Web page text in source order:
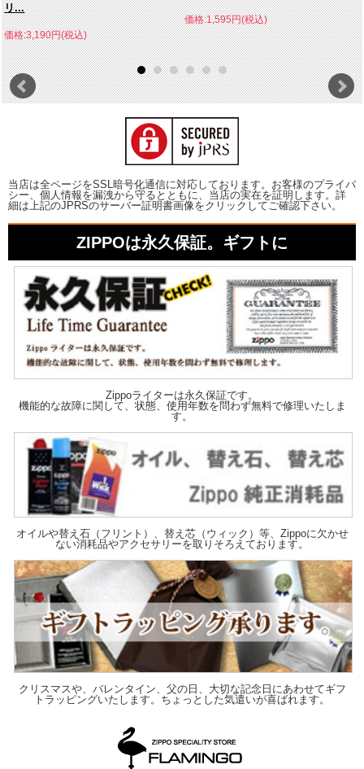
リ...
価格:3,190円(税込)
価格:1,595円(税込)
当店は全ページをSSL暗号化通信に対応しております。お客様のプライバ
シー、個人情報を漏洩から守るとともに、当店の実在を証明します。詳
細は上記のJPRSのサーバー証明書画像をクリックしてご確認下さい。
ZIPPOは永久保証。ギフトに
Zippoライターは永久保証です。
機能的な故障に関して、状態、使用年数を問わず無料で修理いたしま
す。
オイルや替え石（フリント）、替え芯（ウィック）等、Zippoに欠かせ
ない消耗品やアクセサリーを取りそろえております。
クリスマスや、バレンタイン、父の日、大切な記念日にあわせてギフ
トラッピングいたします。ちょっとした気遣いが喜ばれます。